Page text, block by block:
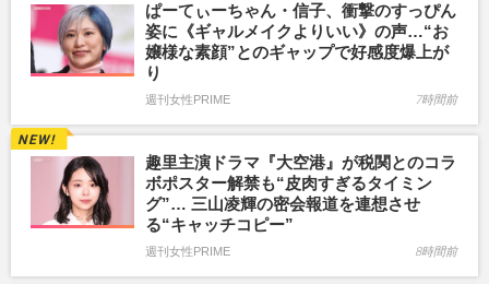
ぱーてぃーちゃん・信子、衝撃のすっぴん
姿に《ギャルメイクよりいい》の声…“お
嬢様な素顔”とのギャップで好感度爆上が
り
週刊女性PRIME 7時間前
趣里主演ドラマ『大空港』が税関とのコラ
ボポスター解禁も“皮肉すぎるタイミン
グ”… 三山凌輝の密会報道を連想させ
る“キャッチコピー”
週刊女性PRIME 8時間前